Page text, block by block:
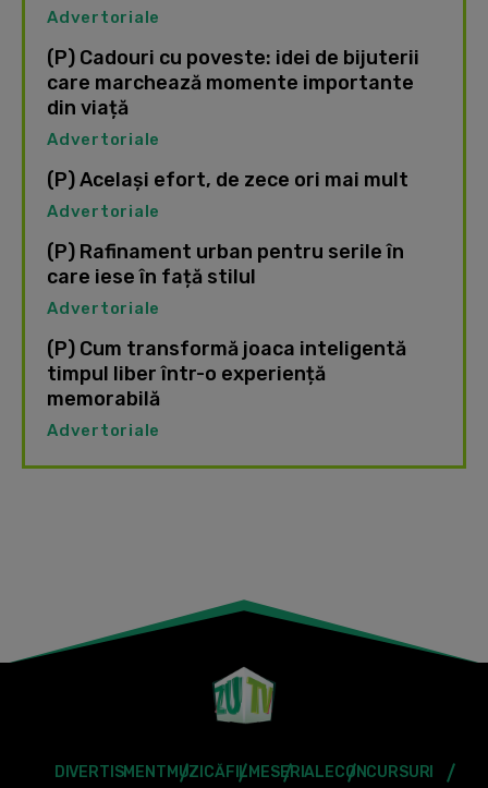
Advertoriale
(P) Cadouri cu poveste: idei de bijuterii
care marchează momente importante
din viață
Advertoriale
(P) Același efort, de zece ori mai mult
Advertoriale
(P) Rafinament urban pentru serile în
care iese în față stilul
Advertoriale
(P) Cum transformă joaca inteligentă
timpul liber într-o experiență
memorabilă
Advertoriale
DIVERTISMENT MUZICĂFILMESERIALECONCURSURI